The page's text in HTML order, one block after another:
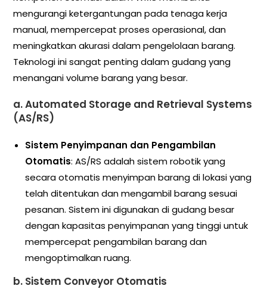
mengurangi ketergantungan pada tenaga kerja
manual, mempercepat proses operasional, dan
meningkatkan akurasi dalam pengelolaan barang.
Teknologi ini sangat penting dalam gudang yang
menangani volume barang yang besar.
a.Automated Storage and Retrieval Systems
(AS/RS)
Sistem Penyimpanan dan Pengambilan
Otomatis: AS/RS adalah sistem robotik yang
secara otomatis menyimpan barang di lokasi yang
telah ditentukan dan mengambil barang sesuai
pesanan. Sistem ini digunakan di gudang besar
dengan kapasitas penyimpanan yang tinggi untuk
mempercepat pengambilan barang dan
mengoptimalkan ruang.
b. Sistem Conveyor Otomatis